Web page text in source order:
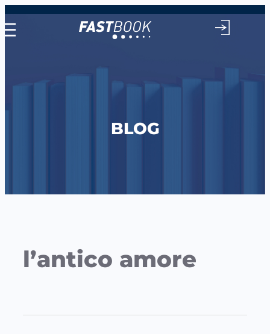
Vai
al
BLOG
l’antico amore